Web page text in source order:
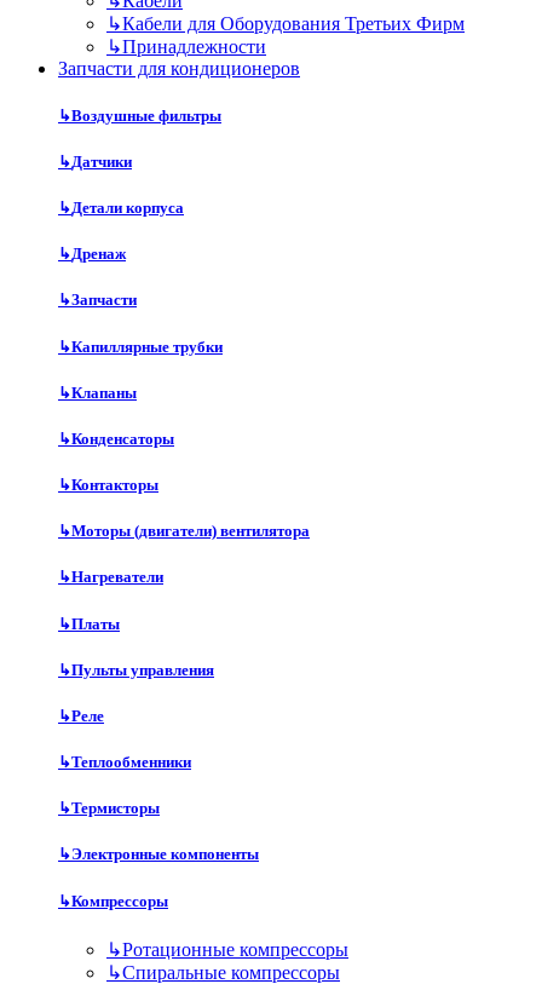
↳Кабели для Оборудования Третьих Фирм
↳Принадлежности
Запчасти для кондиционеров
↳Воздушные фильтры
↳Датчики
↳Детали корпуса
↳Дренаж
↳Запчасти
↳Капиллярные трубки
↳Клапаны
↳Конденсаторы
↳Контакторы
↳Моторы (двигатели) вентилятора
↳Нагреватели
↳Платы
↳Пульты управления
↳Реле
↳Теплообменники
↳Термисторы
↳Электронные компоненты
↳Компрессоры
↳Ротационные компрессоры
↳Спиральные компрессоры